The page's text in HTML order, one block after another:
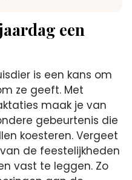
een
is een kans om
ze geeft.​ Met
maak je van
gebeurtenis die
koesteren.​ Vergeet
de feestelijkheden
vast te leggen.​ Zo